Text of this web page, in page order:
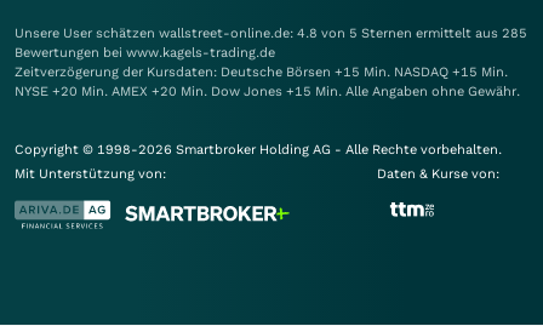
Unsere User schätzen wallstreet-online.de: 4.8 von 5 Sternen ermittelt aus 285
Bewertungen bei www.kagels-trading.de
Zeitverzögerung der Kursdaten: Deutsche Börsen +15 Min. NASDAQ +15 Min.
NYSE +20 Min. AMEX +20 Min. Dow Jones +15 Min. Alle Angaben ohne Gewähr.
Copyright © 1998-2026 Smartbroker Holding AG - Alle Rechte vorbehalten.
Mit Unterstützung von:
Daten & Kurse von: